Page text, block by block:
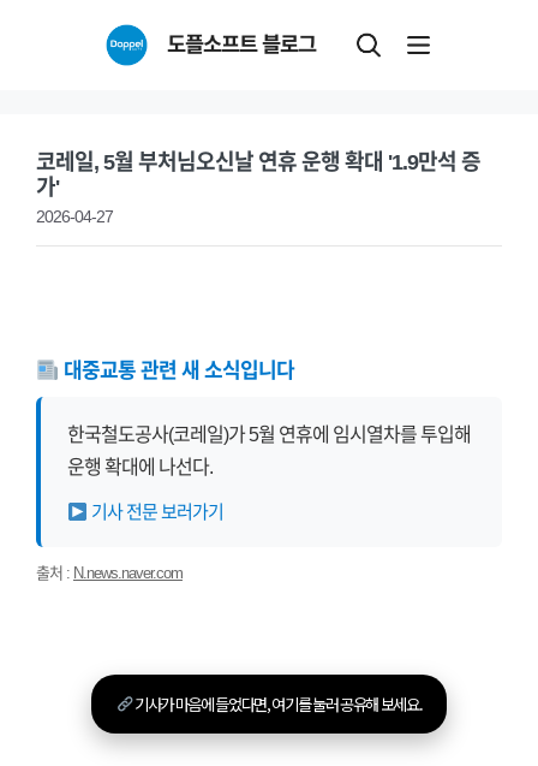
도플소프트 블로그
코레일, 5월 부처님오신날 연휴 운행 확대 '1.9만석 증
가'
2026-04-27
대중교통 관련 새 소식입니다
한국철도공사(코레일)가 5월 연휴에 임시열차를 투입해
운행 확대에 나선다.
기사 전문 보러가기
출처 : N.news.naver.com
기사가 마음에 들었다면, 여기를 눌러 공유해 보세요.